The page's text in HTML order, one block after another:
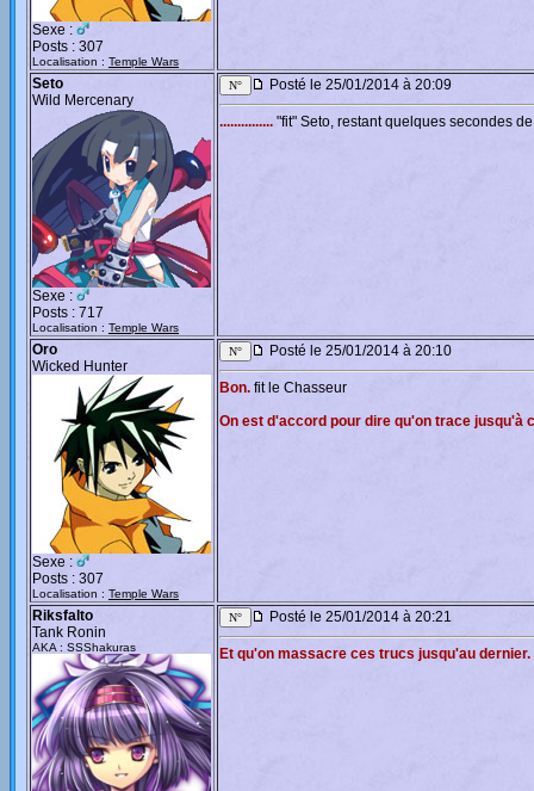
Sexe :
Posts : 307
Localisation : Temple Wars
Seto
Wild Mercenary
Sexe :
Posts : 717
Localisation : Temple Wars
Posté le 25/01/2014 à 20:09
............... "fit" Seto, restant quelques secondes
Oro
Wicked Hunter
Sexe :
Posts : 307
Localisation : Temple Wars
Posté le 25/01/2014 à 20:10
Bon. fit le Chasseur
On est d'accord pour dire qu'on trace jusqu'à
Riksfalto
Tank Ronin
AKA : SSShakuras
Posté le 25/01/2014 à 20:21
Et qu'on massacre ces trucs jusqu'au dernier.